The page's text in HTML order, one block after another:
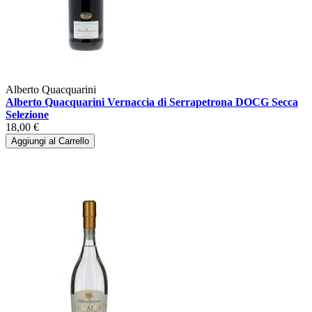
Alberto Quacquarini
Alberto Quacquarini Vernaccia di Serrapetrona DOCG Secca
Selezione
18,00 €
Aggiungi al Carrello